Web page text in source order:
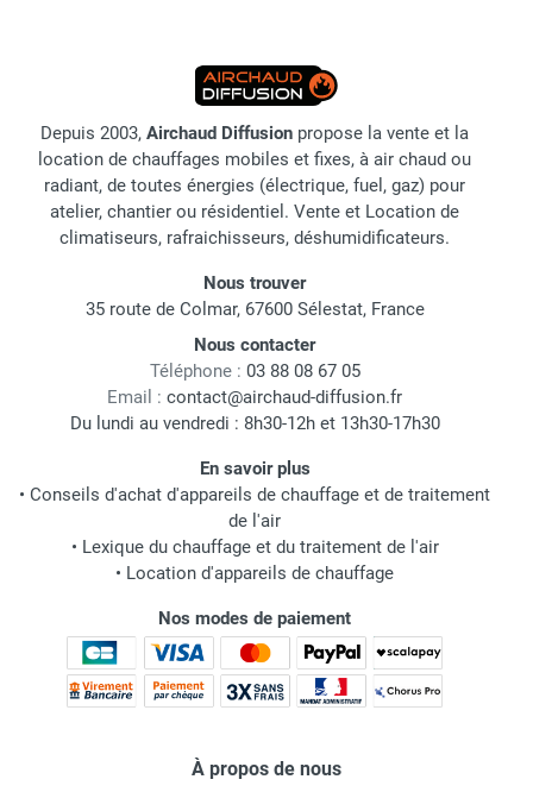
Depuis 2003, Airchaud Diffusion propose la vente et la
location de chauffages mobiles et fixes, à air chaud ou
radiant, de toutes énergies (électrique, fuel, gaz) pour
atelier, chantier ou résidentiel. Vente et Location de
climatiseurs, rafraichisseurs, déshumidificateurs.
Nous trouver
35 route de Colmar, 67600 Sélestat, France
Nous contacter
Téléphone : 03 88 08 67 05
Email : contact@airchaud-diffusion.fr
Du lundi au vendredi : 8h30-12h et 13h30-17h30
En savoir plus
• Conseils d'achat d'appareils de chauffage et de traitement
de l'air
• Lexique du chauffage et du traitement de l'air
• Location d'appareils de chauffage
Nos modes de paiement
À propos de nous